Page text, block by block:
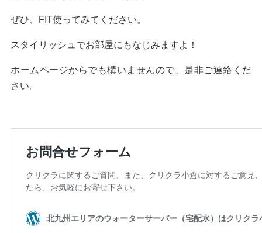
ぜひ、FIT使ってみてください。
スタイリッシュでお部屋にもなじみますよ！
ホームページからでも構いませんので、是非ご連絡くだ
さい。